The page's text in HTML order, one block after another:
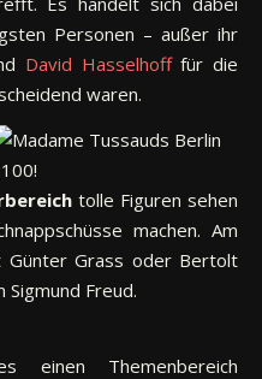
Personen – außer ihr
David Hasselhofffür die
waren.
tolle Figuren sehen
machen. Am
Günter Grass oder Bertolt
Sigmund Freud.
Themenbereich